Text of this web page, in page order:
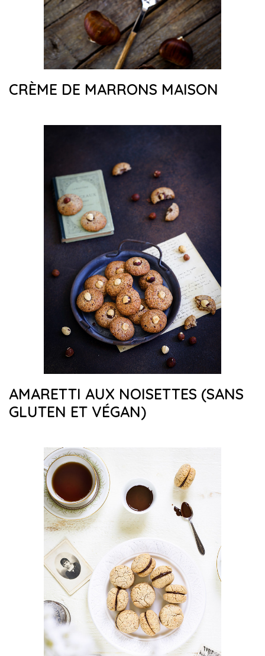
CRÈME DE MARRONS MAISON
AMARETTI AUX NOISETTES (SANS
GLUTEN ET VÉGAN)